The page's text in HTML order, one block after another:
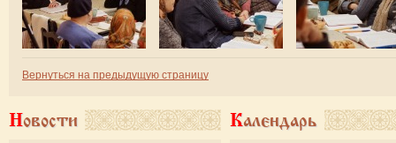
Вернуться на предыдущую страницу
Новости Календарь